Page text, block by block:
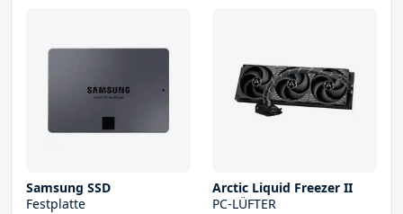
Samsung SSD
Festplatte
Arctic Liquid Freezer II
PC-LÜFTER